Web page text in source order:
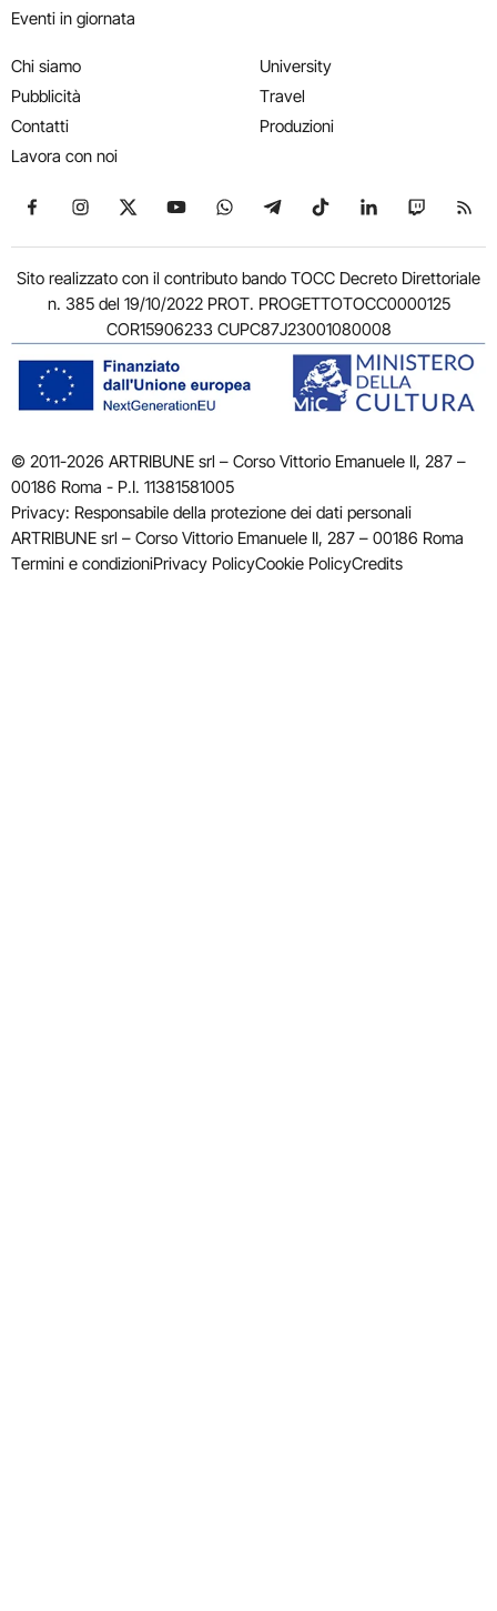
Eventi in giornata
Chi siamo
Pubblicità
Contatti
Lavora con noi
University
Travel
Produzioni
Seguici su Facebook
Seguici su Instagram
Seguici su X
Seguici su YouTube
Seguici su WhatsApp
Seguici su Telegram
Seguici su TikTok
Seguici su
Seguici
Sito realizzato con il contributo bando TOCC Decreto Direttoriale
n. 385 del 19/10/2022 PROT. PROGETTOTOCC0000125
COR15906233 CUPC87J23001080008
© 2011-2026 ARTRIBUNE srl – Corso Vittorio Emanuele II, 287 –
00186 Roma - P.I. 11381581005
Privacy: Responsabile della protezione dei dati personali
ARTRIBUNE srl – Corso Vittorio Emanuele II, 287 – 00186 Roma
Termini e condizioniPrivacy PolicyCookie PolicyCredits